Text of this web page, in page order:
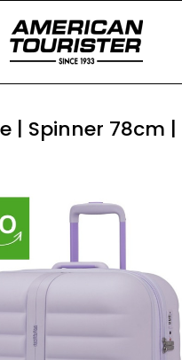
| Spinner 78cm |